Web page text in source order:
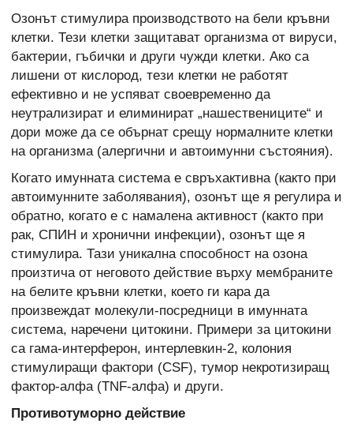
Озонът стимулира производството на бели кръвни
клетки. Тези клетки защитават организма от вируси,
бактерии, гъбички и други чужди клетки. Ако са
лишени от кислород, тези клетки не работят
ефективно и не успяват своевременно да
неутрализират и елиминират „нашествениците“ и
дори може да се обърнат срещу нормалните клетки
на организма (алергични и автоимунни състояния).
Когато имунната система е свръхактивна (както при
автоимунните заболявания), озонът ще я регулира и
обратно, когато е с намалена активност (както при
рак, СПИН и хронични инфекции), озонът ще я
стимулира. Тази уникална способност на озона
произтича от неговото действие върху мембраните
на белите кръвни клетки, което ги кара да
произвеждат молекули-посредници в имунната
система, наречени цитокини. Примери за цитокини
са гама-интерферон, интерлевкин-2, колония
стимулиращи фактори (CSF), тумор некротизиращ
фактор-алфа (TNF-алфа) и други.
Противотуморно действие